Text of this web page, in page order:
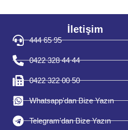
İletişim
444 65 95
0422 328 44 44
0422 322 00 50
Whatsapp'dan Bize Yazın
Telegram'dan Bize Yazın